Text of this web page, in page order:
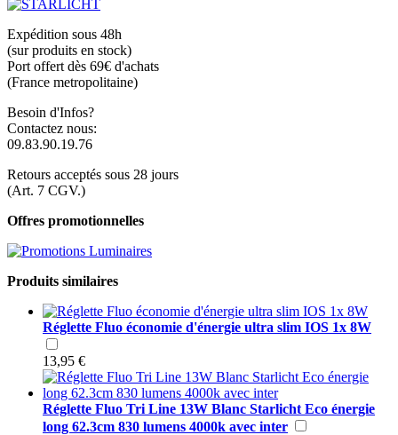
Expédition sous 48h
(sur produits en stock)
Port offert dès 69€ d'achats
(France metropolitaine)
Besoin d'Infos?
Contactez nous:
09.83.90.19.76
Retours acceptés sous 28 jours
(Art. 7 CGV.)
Offres promotionnelles
Produits similaires
Réglette Fluo économie d'énergie ultra slim IOS 1x 8W
13,95 €
Réglette Fluo Tri Line 13W Blanc Starlicht Eco énergie
long 62.3cm 830 lumens 4000k avec inter